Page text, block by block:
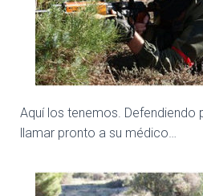
Aquí los tenemos. Defendiendo
llamar pronto a su médico…